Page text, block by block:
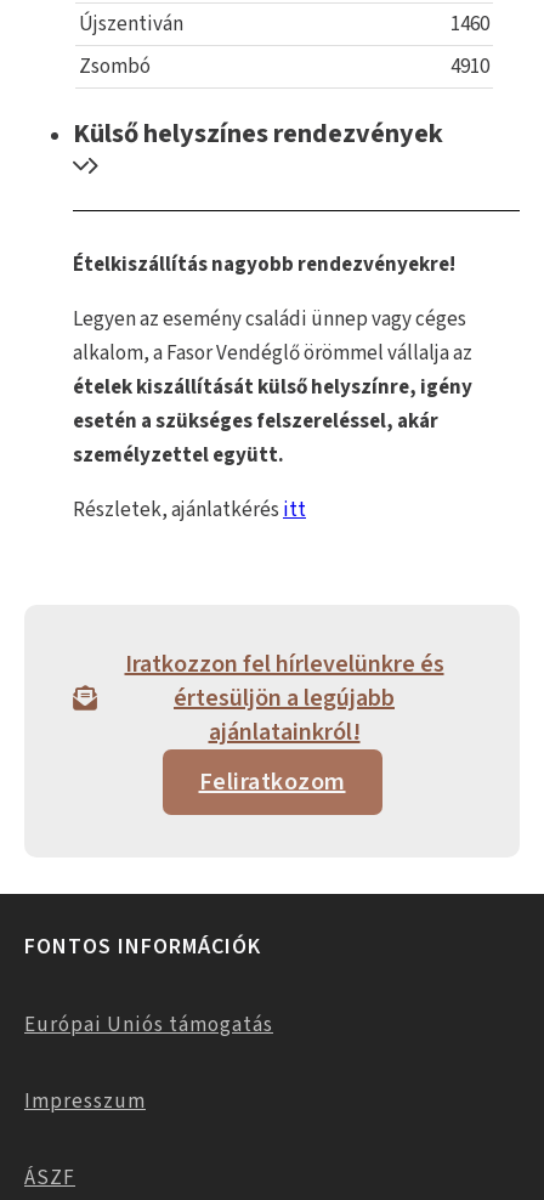
Újszentiván
1460
Zsombó
4910
Külső helyszínes rendezvények
Ételkiszállítás nagyobb rendezvényekre!
Legyen az esemény családi ünnep vagy céges
alkalom, a Fasor Vendéglő örömmel vállalja az
ételek kiszállítását külső helyszínre, igény
esetén a szükséges felszereléssel, akár
személyzettel együtt.
Részletek, ajánlatkérésitt
Iratkozzon fel hírlevelünkre és
értesüljön a legújabb
ajánlatainkról!
Feliratkozom
FONTOS INFORMÁCIÓK
Európai Uniós támogatás
Impresszum
ÁSZF